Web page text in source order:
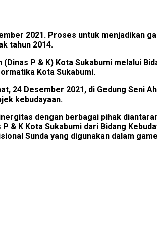
2021. Proses untuk menjadikan
tahun 2014.
P & K) Kota Sukabumi melalui
Kota Sukabumi.
24 Desember 2021, di Gedung Seni
kebudayaan.
dengan berbagai pihak
K Kota Sukabumi dari Bidang
Sunda yang digunakan dalam